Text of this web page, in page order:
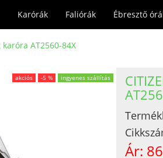
Karórák Faliórák Ébresztő
AT2560-84X
akciós -5 % ingyenes szállítás
Ár: